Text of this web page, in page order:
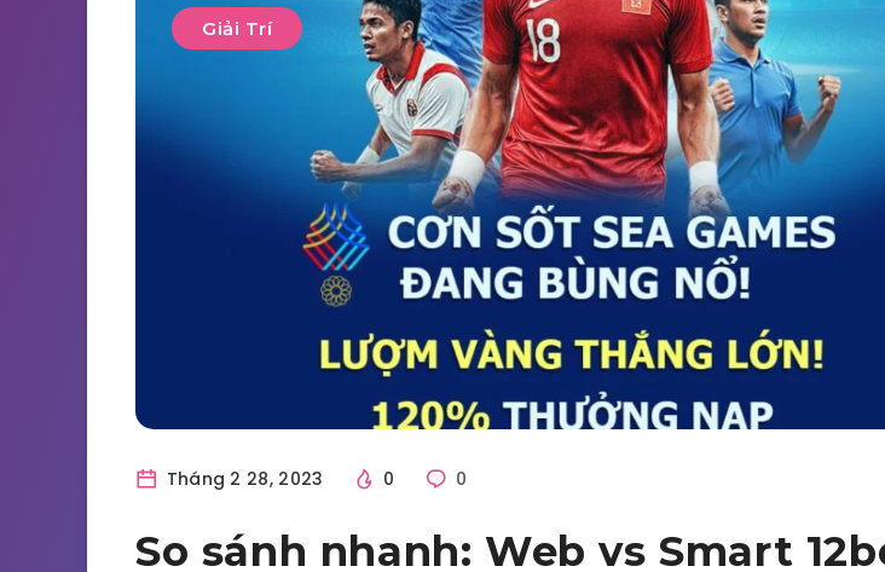
Giải Trí
Tháng 2 28, 2023 0 0
So sánh nhanh: Web vs Smart